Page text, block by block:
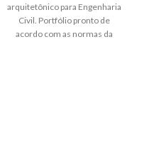
arquitetônico para Engenharia
Civil. Portfólio pronto de
acordo com as normas da